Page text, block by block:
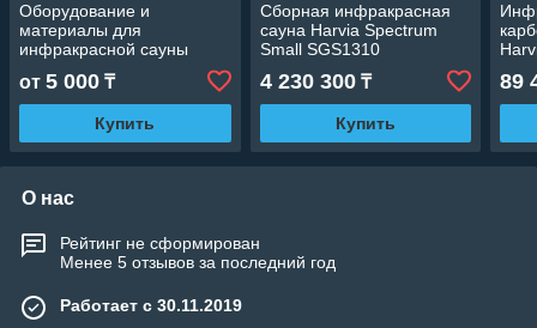
Оборудование и
материалы для
инфракрасной сауны
от 5 000 ₸
Купить
Сборная инфракрасная
сауна Harvia Spectrum
Small SGS1310
(Двухместная)
4 230 300₸
Купить
89
О нас
Рейтинг не сформирован
Менее 5 отзывов за последний год
Работает с 30.11.2019